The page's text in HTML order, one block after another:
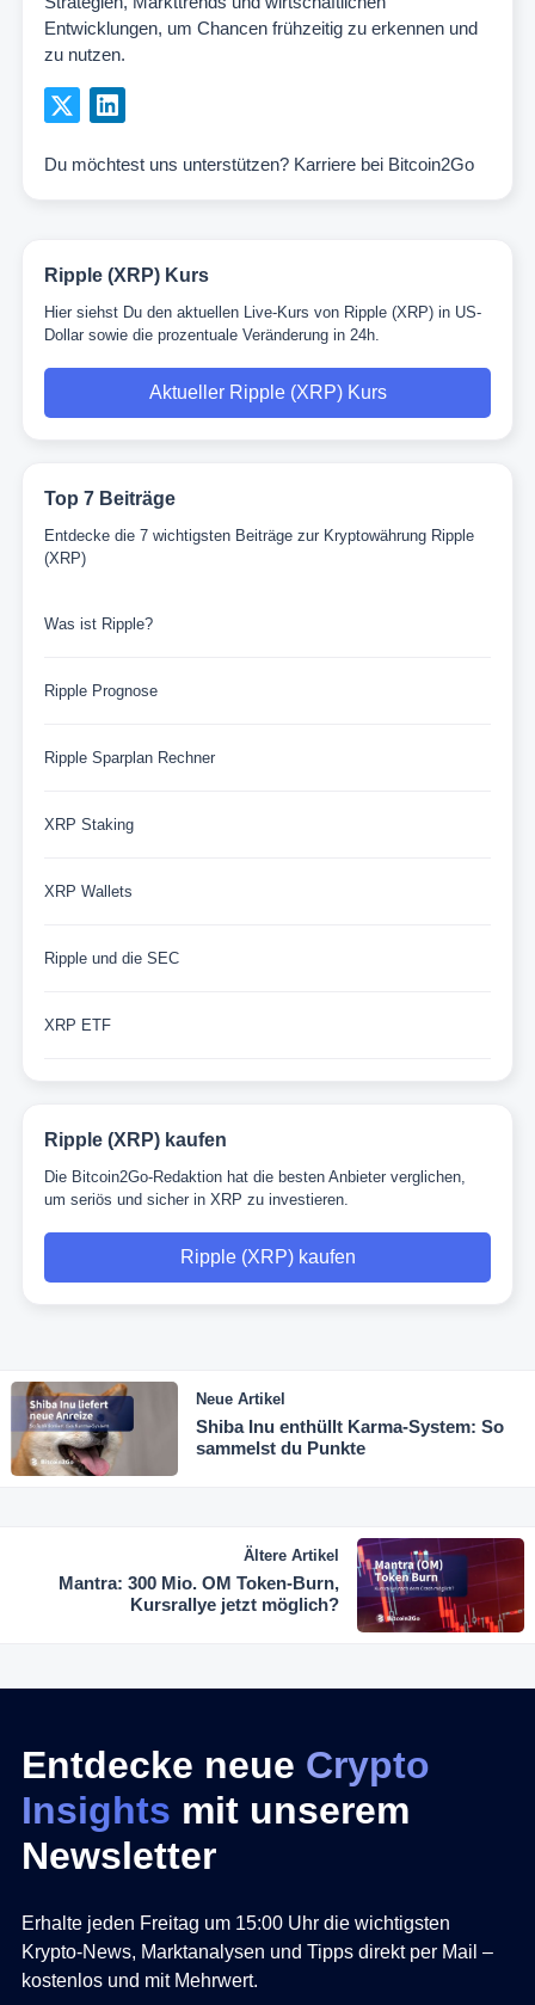
Entwicklungen, um Chancen frühzeitig zu erkennen und
zu nutzen.
Du möchtest uns unterstützen? Karriere bei Bitcoin2Go
Ripple (XRP) Kurs
Hier siehst Du den aktuellen Live-Kurs von Ripple (XRP) in US-
Dollar sowie die prozentuale Veränderung in 24h.
Aktueller Ripple (XRP) Kurs
Top 7 Beiträge
Entdecke die 7 wichtigsten Beiträge zur Kryptowährung Ripple
(XRP)
Was ist Ripple?
Ripple Prognose
Ripple Sparplan Rechner
XRP Staking
XRP Wallets
Ripple und die SEC
XRP ETF
Ripple (XRP) kaufen
Die Bitcoin2Go-Redaktion hat die besten Anbieter verglichen,
um seriös und sicher in XRP zu investieren.
Ripple (XRP) kaufen
Neue Artikel
Shiba Inu enthüllt Karma-System: So
sammelst du Punkte
Ältere Artikel
Mantra: 300 Mio. OM Token-Burn,
Kursrallye jetzt möglich?
Entdecke neue Crypto
Insights mit unserem
Newsletter
Erhalte jeden Freitag um 15:00 Uhr die wichtigsten
Krypto-News, Marktanalysen und Tipps direkt per Mail –
kostenlos und mit Mehrwert.